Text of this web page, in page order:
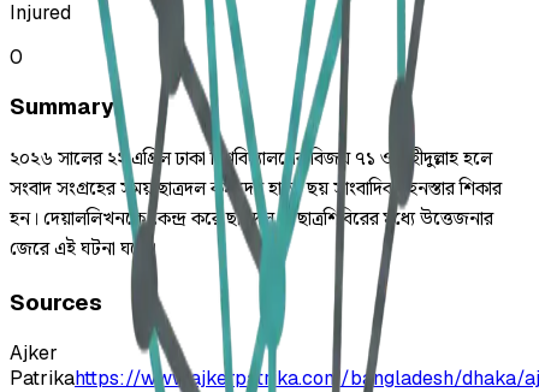
Injured
0
Summary
২০২৬ সালের ২২ এপ্রিল ঢাকা বিশ্ববিদ্যালয়ের বিজয় ৭১ ও শহীদুল্লাহ হলে
সংবাদ সংগ্রহের সময় ছাত্রদল কর্মীদের হাতে ছয় সাংবাদিক হেনস্তার শিকার
হন। দেয়াললিখনকে কেন্দ্র করে ছাত্রদল ও ছাত্রশিবিরের মধ্যে উত্তেজনার
জেরে এই ঘটনা ঘটে।
Sources
Ajker
Patrikahttps://www.ajkerpatrika.com/bangladesh/dhaka/